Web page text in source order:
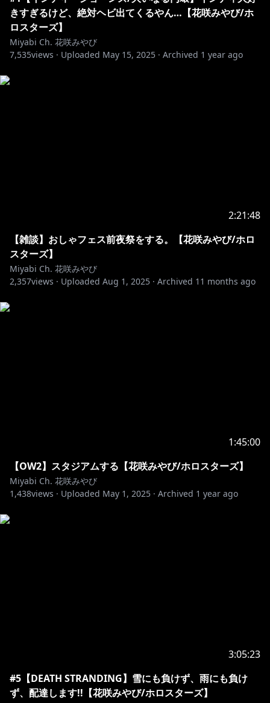
｜荒らしに対しても反応しないでくださいね
｜皆で楽しく！！
[カバー 未成年者の方々へ]で検索してお読みいただく
https://hololivepro.com/request-to-minors/
きすぎるけど、絶対ヘビ出てくるやん…【花咲みやび/ホ
ロスターズ】
Miyabi Ch. 花咲みやび
7,535views · Uploaded May 15, 2025 · Archived 1 year ago
2:21:48
【雑談】おしゃフェス前夜祭をする。【花咲みやび/ホロ
スターズ】
Miyabi Ch. 花咲みやび
2,357views · Uploaded Aug 1, 2025 · Archived 11 months ago
1:45:00
【OW2】スタジアムする【花咲みやび/ホロスターズ】
Miyabi Ch. 花咲みやび
1,438views · Uploaded May 1, 2025 · Archived 1 year ago
3:05:23
#5【DEATH STRANDING】雪にも負けず、雨にも負け
ず、配達します!!【花咲みやび/ホロスターズ】